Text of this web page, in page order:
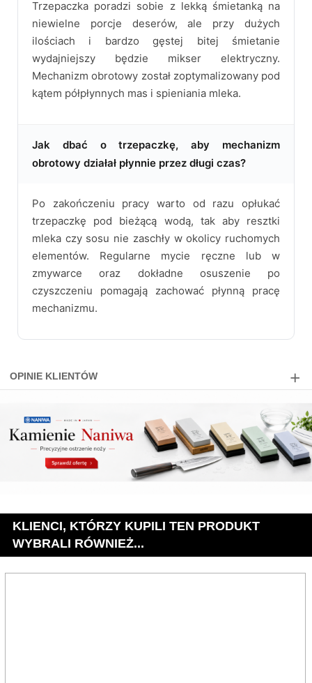
Trzepaczka poradzi sobie z lekką śmietanką na
niewielne porcje deserów, ale przy dużych
ilościach i bardzo gęstej bitej śmietanie
wydajniejszy będzie mikser elektryczny.
Mechanizm obrotowy został zoptymalizowany pod
kątem półpłynnych mas i spieniania mleka.
Jak dbać o trzepaczkę, aby mechanizm
obrotowy działał płynnie przez długi czas?
Po zakończeniu pracy warto od razu opłukać
trzepaczkę pod bieżącą wodą, tak aby resztki
mleka czy sosu nie zaschły w okolicy ruchomych
elementów. Regularne mycie ręczne lub w
zmywarce oraz dokładne osuszenie po
czyszczeniu pomagają zachować płynną pracę
mechanizmu.
OPINIE KLIENTÓW
KLIENCI, KTÓRZY KUPILI TEN PRODUKT
WYBRALI RÓWNIEŻ...